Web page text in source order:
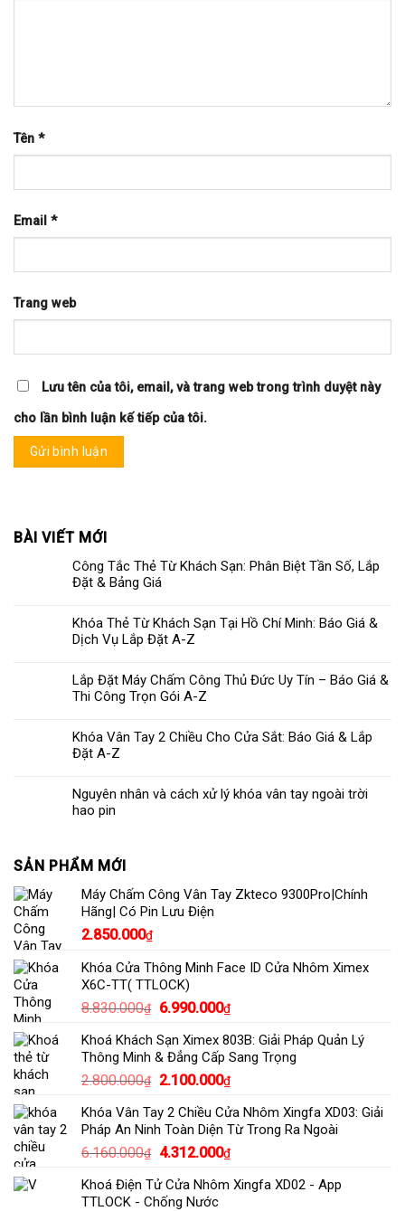
Tên *
Email *
Trang web
Lưu tên của tôi, email, và trang web trong trình duyệt này
cho lần bình luận kế tiếp của tôi.
BÀI VIẾT MỚI
Công Tắc Thẻ Từ Khách Sạn: Phân Biệt Tần Số, Lắp
Đặt & Bảng Giá
Khóa Thẻ Từ Khách Sạn Tại Hồ Chí Minh: Báo Giá &
Dịch Vụ Lắp Đặt A-Z
Lắp Đặt Máy Chấm Công Thủ Đức Uy Tín – Báo Giá &
Thi Công Trọn Gói A-Z
Khóa Vân Tay 2 Chiều Cho Cửa Sắt: Báo Giá & Lắp
Đặt A-Z
Nguyên nhân và cách xử lý khóa vân tay ngoài trời
hao pin
SẢN PHẨM MỚI
Máy Chấm Công Vân Tay Zkteco 9300Pro|Chính
Hãng| Có Pin Lưu Điện
2.850.000₫
Khóa Cửa Thông Minh Face ID Cửa Nhôm Ximex
X6C-TT( TTLOCK)
8.830.000₫
Giá
là:
8.830.000₫.
6.990.000₫Giá
tại
là:
6.990.000₫.
Khoá Khách Sạn Ximex 803B: Giải Pháp Quản Lý
Thông Minh & Đẳng Cấp Sang Trọng
2.800.000₫
Giá
là:
2.800.000₫.
2.100.000₫Giá
tại
là:
2.100.000₫.
Khóa Vân Tay 2 Chiều Cửa Nhôm Xingfa XD03: Giải
Pháp An Ninh Toàn Diện Từ Trong Ra Ngoài
6.160.000₫
Giá
là:
4.312.000₫Giá
tại
Khoá Điện Tử Cửa Nhôm Xingfa XD02 - App
TTLOCK - Chống Nước